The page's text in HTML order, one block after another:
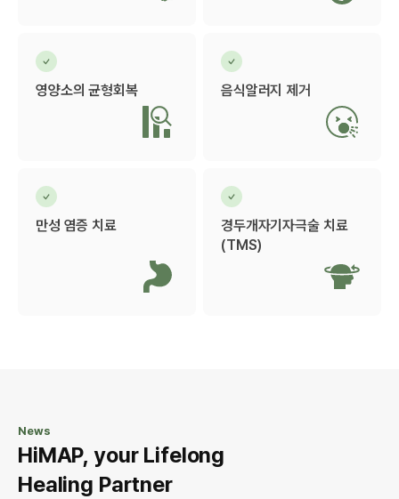
영양소의 균형회복 음식알러지 제거
만성 염증 치료
경두개자기자극술 치료
(TMS)
News
HiMAP, your Lifelong
Healing Partner